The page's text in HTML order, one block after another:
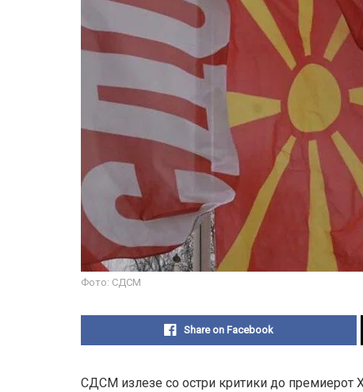
Фото: СДСМ
Share on Facebook
СДСМ излезе со остри критики до премиерот